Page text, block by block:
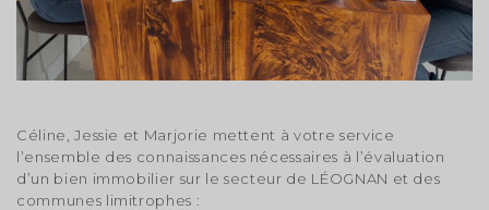
Céline, Jessie et Marjorie mettent à votre service
l’ensemble des connaissances nécessaires à l’évaluation
d’un bien immobilier sur le secteur de LÉOGNAN et des
communes limitrophes :